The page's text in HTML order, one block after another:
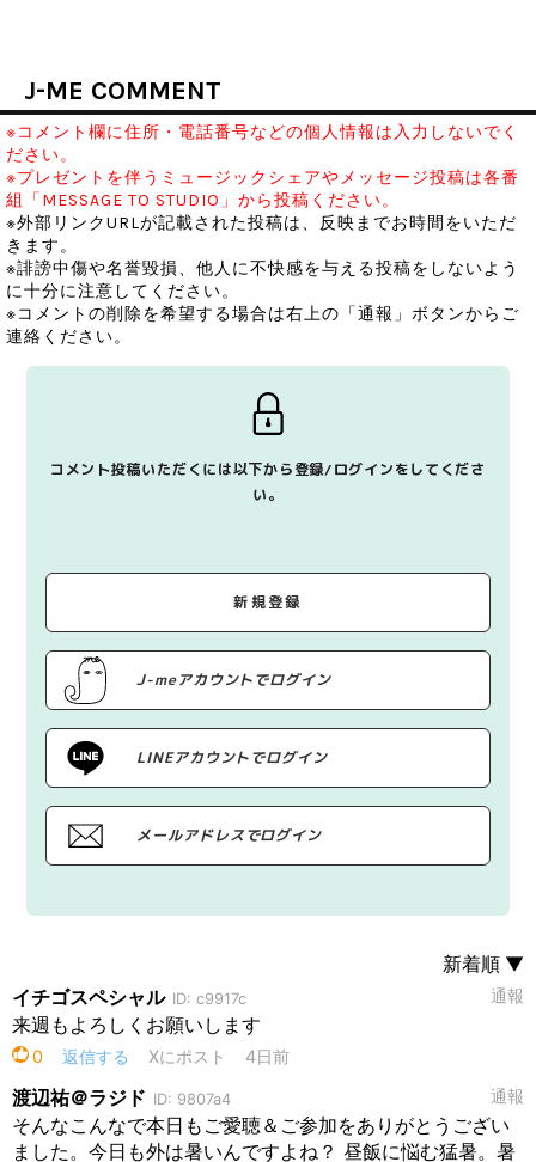
J-ME COMMENT
※コメント欄に住所・電話番号などの個人情報は入力しないでく
ださい。
※プレゼントを伴うミュージックシェアやメッセージ投稿は各番
組「MESSAGE TO STUDIO」から投稿ください。
※外部リンクURLが記載された投稿は、反映までお時間をいただ
きます。
※誹謗中傷や名誉毀損、他人に不快感を与える投稿をしないよう
に十分に注意してください。
※コメントの削除を希望する場合は右上の「通報」ボタンからご
連絡ください。
コメント投稿いただくには以下から登録/ログインをしてくださ
い。
新規登録
J-meアカウントでログイン
LINEアカウントでログイン
メールアドレスでログイン